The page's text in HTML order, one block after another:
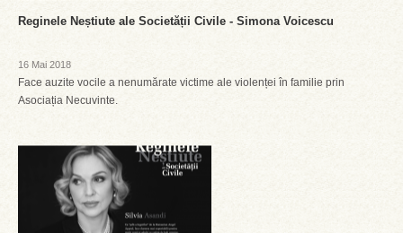
Reginele Neștiute ale Societății Civile - Simona Voicescu
16 Mai 2018
Face auzite vocile a nenumărate victime ale violenței în familie prin
Asociația Necuvinte.